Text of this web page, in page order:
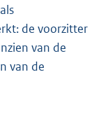
de voorzitter
van de
van de